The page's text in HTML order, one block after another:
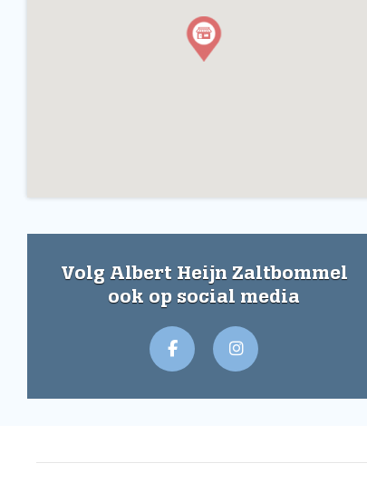
Volg Albert Heijn Zaltbommel
ook op social media